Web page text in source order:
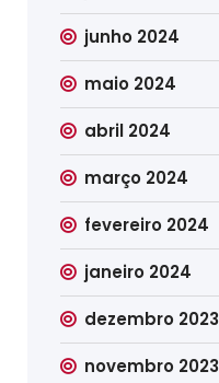
junho 2024
maio 2024
abril 2024
março 2024
fevereiro 2024
janeiro 2024
dezembro 2023
novembro 2023